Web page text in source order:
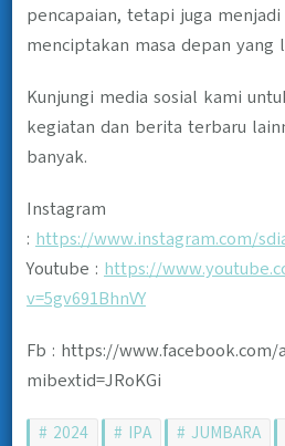
pencapaian, tetapi juga
menciptakan masa depan yang
Kunjungi media sosial kami
kegiatan dan berita terbaru
banyak.
Instagram
: https://www.instagram.com/
Youtube : https://
v=5gv691BhnVY
Fb : https://www.facebook.com/
mibextid=JRoKGi
2024 IPA JUMBARA